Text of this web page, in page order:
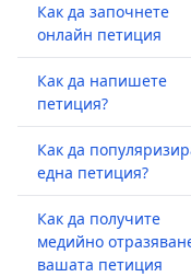
Как да започнете
онлайн петиция
Как да напишете
петиция?
Как да
една петиция?
Как да получите
медийно
вашата петиция